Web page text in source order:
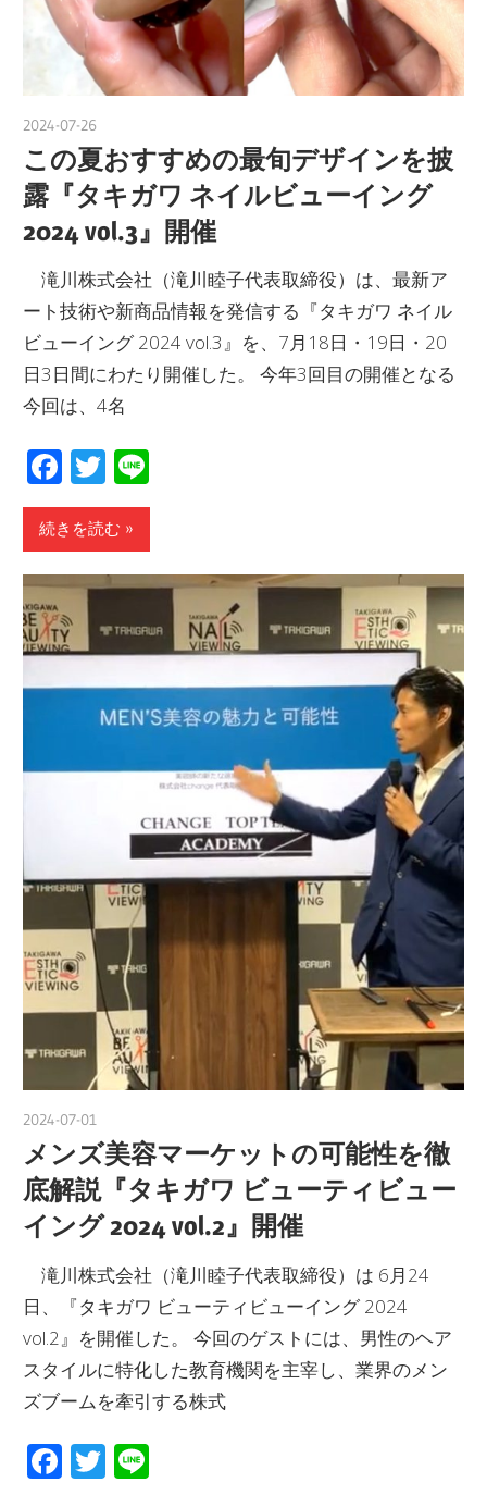
2024-07-26
この夏おすすめの最旬デザインを披
露『タキガワ ネイルビューイング
2024 vol.3』開催
滝川株式会社（滝川睦子代表取締役）は、最新ア
ート技術や新商品情報を発信する『タキガワ ネイル
ビューイング 2024 vol.3』を、7月18日・19日・20
日3日間にわたり開催した。 今年3回目の開催となる
今回は、4名
Facebook
Twitter
続きを読む
2024-07-01
メンズ美容マーケットの可能性を徹
底解説『タキガワ ビューティビュー
イング 2024 vol.2』開催
滝川株式会社（滝川睦子代表取締役）は 6月24
日、『タキガワ ビューティビューイング 2024
vol.2』を開催した。 今回のゲストには、男性のヘア
スタイルに特化した教育機関を主宰し、業界のメン
ズブームを牽引する株式
Facebook
Twitter